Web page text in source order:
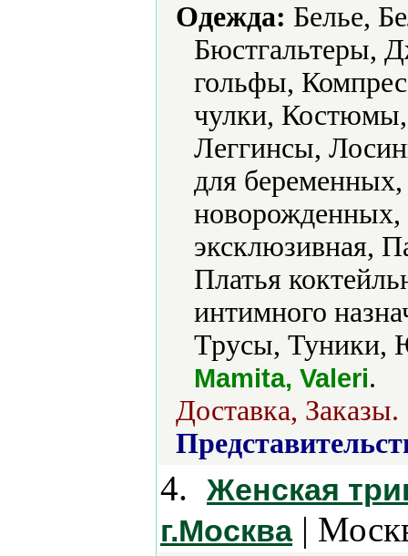
Одежда: Белье,
Бюстгальтеры,
гольфы,
чулки,
Леггинсы,
для
эксклюзивная,
Платья
интимного
Трусы,
Mamita, Valeri.
Доставка, Заказы.
4.
Женская
г.Москва|